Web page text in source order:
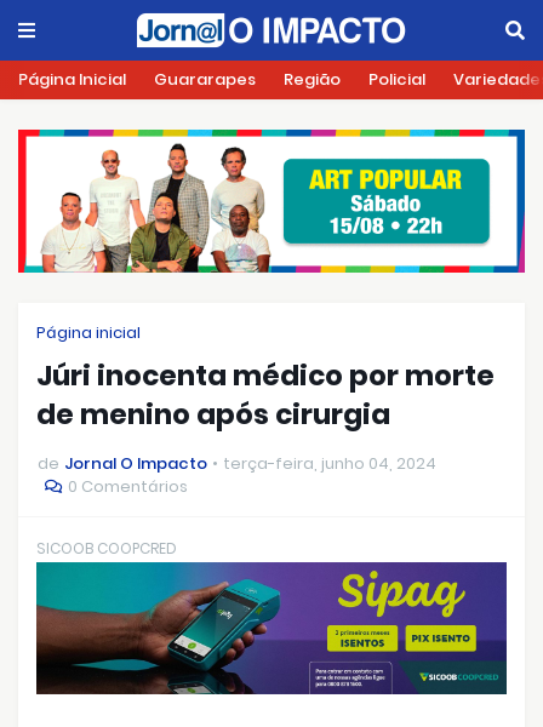
Página Inicial Guararapes Região Policial
Página inicial
Júri inocenta médico por morte
de menino após cirurgia
de Jornal O Impacto
terça-feira, junho 04, 2024
0 Comentários
SICOOB COOPCRED